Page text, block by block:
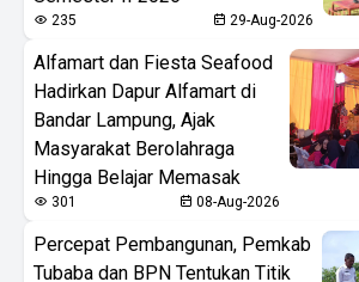
235 29-Aug-2026
Alfamart dan Fiesta Seafood
Hadirkan Dapur Alfamart di
Bandar Lampung, Ajak
Masyarakat Berolahraga
Hingga Belajar Memasak
301 08-Aug-2026
Percepat Pembangunan, Pemkab
Tubaba dan BPN Tentukan Titik